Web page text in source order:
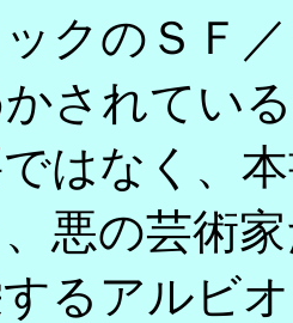
クのＳＦ
されてい
はなく、
悪の芸術
るアルビ